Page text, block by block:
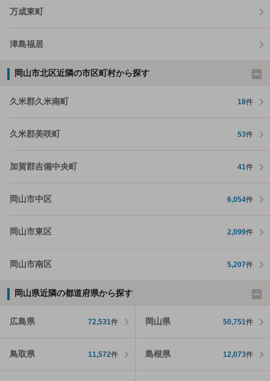
万成東町
津島福居
岡山市北区近隣の市区町村から探す
久米郡久米南町 18件
久米郡美咲町 53件
加賀郡吉備中央町 41件
岡山市中区 6,054件
岡山市東区 2,099件
岡山市南区 5,207件
岡山県近隣の都道府県から探す
広島県 72,531件 岡山県 50,751件
鳥取県 11,572件 島根県 12,073件